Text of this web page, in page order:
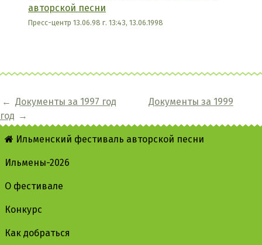
авторской песни
Пресс-центр 13.06.98 г. 13:43, 13.06.1998
← Документы за 1997 год
Документы за 1999
год →
Ильменский фестиваль авторской песни
Ильмены-2026
О фестивале
Конкурс
Как добраться